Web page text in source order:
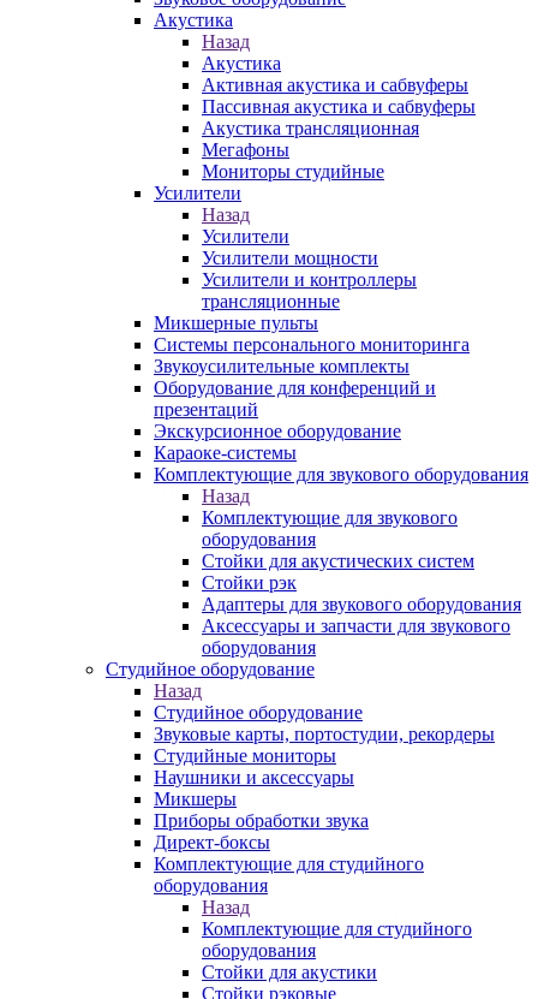
Акустика
Назад
Акустика
Активная акустика и сабвуферы
Пассивная акустика и сабвуферы
Акустика трансляционная
Мегафоны
Мониторы студийные
Усилители
Назад
Усилители
Усилители мощности
Усилители и контроллеры
трансляционные
Микшерные пульты
Системы персонального мониторинга
Звукоусилительные комплекты
Оборудование для конференций и
презентаций
Экскурсионное оборудование
Караоке-системы
Комплектующие для звукового оборудования
Назад
Комплектующие для звукового
оборудования
Стойки для акустических систем
Стойки рэк
Адаптеры для звукового оборудования
Аксессуары и запчасти для звукового
оборудования
Студийное оборудование
Назад
Студийное оборудование
Звуковые карты, портостудии, рекордеры
Студийные мониторы
Наушники и аксессуары
Микшеры
Приборы обработки звука
Директ-боксы
Комплектующие для студийного
оборудования
Назад
Комплектующие для студийного
оборудования
Стойки для акустики
Стойки рэковые